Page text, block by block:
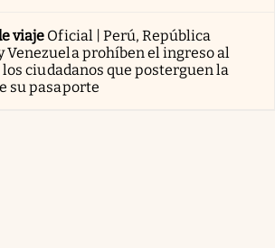
viaje Oficial | Perú, República
Venezuela prohíben el ingreso al
los ciudadanos que posterguen la
su pasaporte